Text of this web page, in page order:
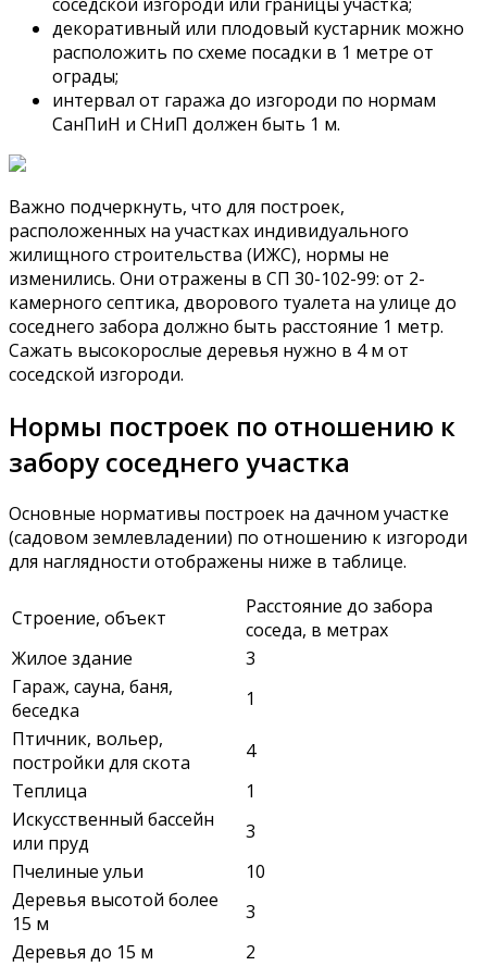
декоративный или плодовый кустарник можно
расположить по схеме посадки в 1 метре от
ограды;
интервал от гаража до изгороди по нормам
СанПиН и СНиП должен быть 1 м.
Важно подчеркнуть, что для построек,
расположенных на участках индивидуального
жилищного строительства (ИЖС), нормы не
изменились. Они отражены в СП 30-102-99: от 2-
камерного септика, дворового туалета на улице до
соседнего забора должно быть расстояние 1 метр.
Сажать высокорослые деревья нужно в 4 м от
соседской изгороди.
Нормы построек по отношению к
забору соседнего участка
Основные нормативы построек на дачном участке
(садовом землевладении) по отношению к изгороди
для наглядности отображены ниже в таблице.
Строение, объект
Расстояние до забора
соседа, в метрах
Жилое здание
3
Гараж, сауна, баня,
беседка
1
Птичник, вольер,
постройки для скота
4
Теплица
1
Искусственный бассейн
или пруд
3
Пчелиные ульи
10
Деревья высотой более
15 м
3
Деревья до 15 м
2